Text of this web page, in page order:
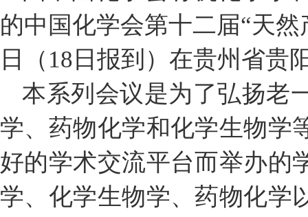
的中国化学会第十二届“天
日（18日报到）在贵州省贵
本系列会议是为了弘扬老
学、药物化学和化学生物学
好的学术交流平台而举办的
学、化学生物学、药物化学